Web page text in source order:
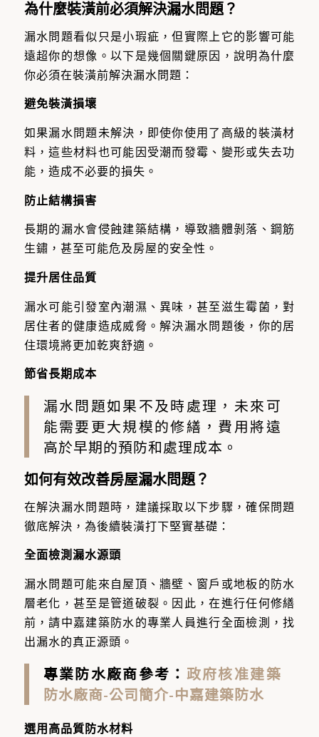
為什麼裝潢前必須解決漏水問題？
漏水問題看似只是小瑕疵，但實際上它的影響可能
遠超你的想像。以下是幾個關鍵原因，說明為什麼
你必須在裝潢前解決漏水問題：
避免裝潢損壞
如果漏水問題未解決，即使你使用了高級的裝潢材
料，這些材料也可能因受潮而發霉、變形或失去功
能，造成不必要的損失。
防止結構損害
長期的漏水會侵蝕建築結構，導致牆體剝落、鋼筋
生鏽，甚至可能危及房屋的安全性。
提升居住品質
漏水可能引發室內潮濕、異味，甚至滋生霉菌，對
居住者的健康造成威脅。解決漏水問題後，你的居
住環境將更加乾爽舒適。
節省長期成本
漏水問題如果不及時處理，未來可
能需要更大規模的修繕，費用將遠
高於早期的預防和處理成本。
如何有效改善房屋漏水問題？
在解決漏水問題時，建議採取以下步驟，確保問題
徹底解決，為後續裝潢打下堅實基礎：
全面檢測漏水源頭
漏水問題可能來自屋頂、牆壁、窗戶或地板的防水
層老化，甚至是管道破裂。因此，在進行任何修繕
前，請中嘉建築防水的專業人員進行全面檢測，找
出漏水的真正源頭。
專業防水廠商參考： 政府核准建築
防水廠商-公司簡介-中嘉建築防水
選用高品質防水材料